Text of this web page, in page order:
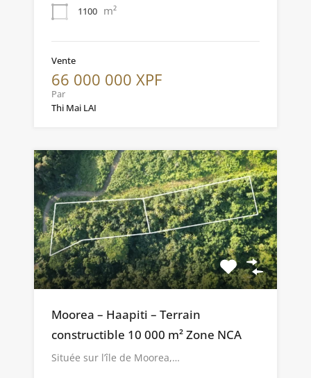
1100 m²
Vente
66 000 000 XPF
Par
Thi Mai LAI
Moorea – Haapiti – Terrain
constructible 10 000 m² Zone NCA
Située sur l’île de Moorea,…